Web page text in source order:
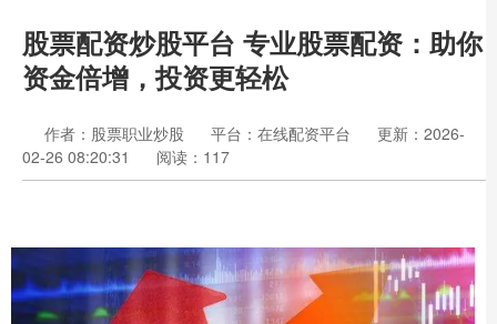
股票配资炒股平台 专业股票配资：助你
资金倍增，投资更轻松
作者：股票职业炒股 平台：在线配资平台
更新：2026-
02-26 08:20:31
阅读：117